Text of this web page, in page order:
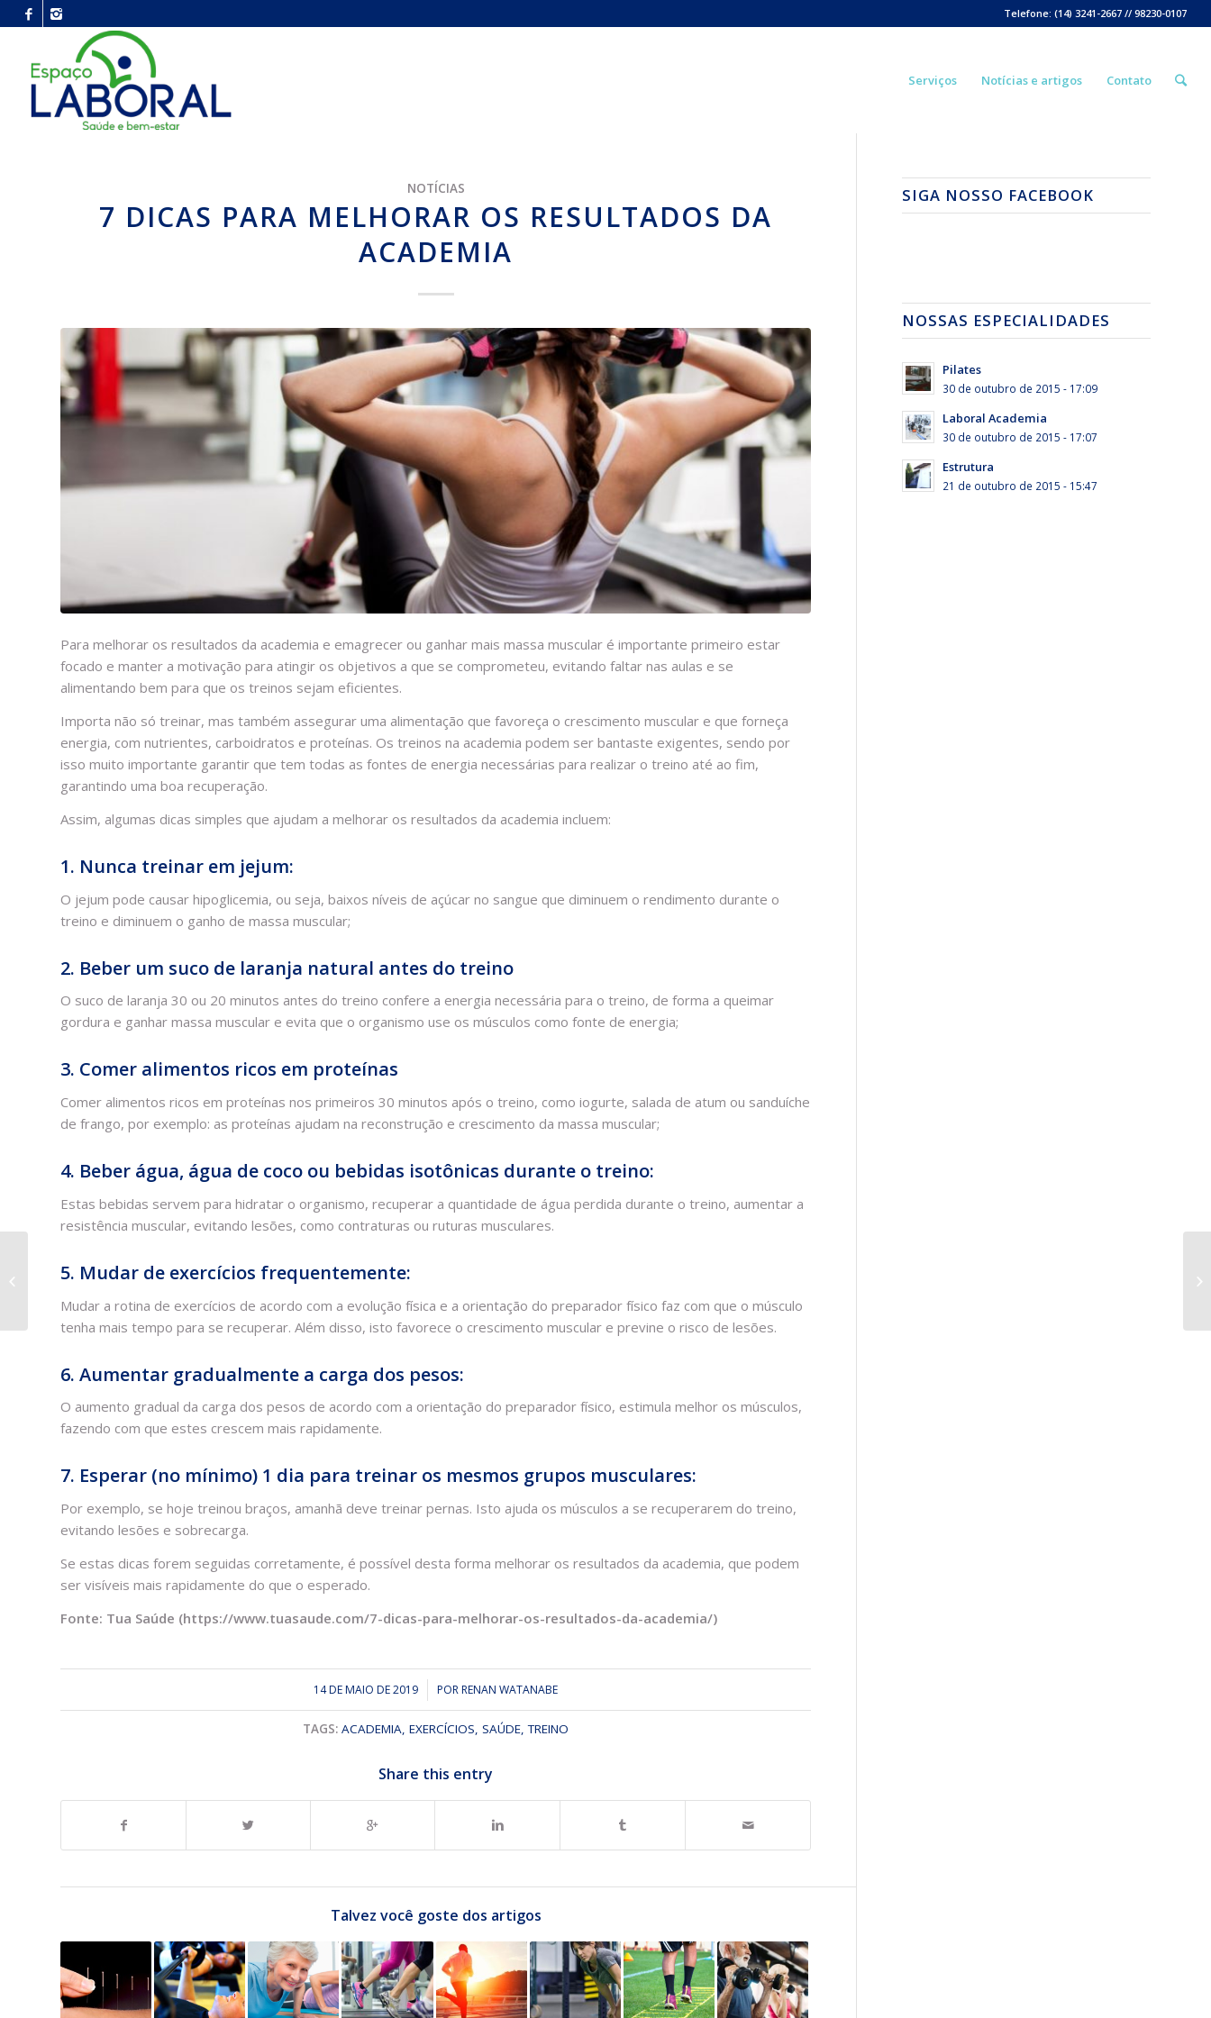
Telefone: (14) 3241-2667 // 98230-0107
Serviços Notícias e artigos Contato
NOTÍCIAS
7 DICAS PARA MELHORAR OS RESULTADOS DA
ACADEMIA
Para melhorar os resultados da academia e emagrecer ou ganhar mais massa muscular é importante primeiro estar
focado e manter a motivação para atingir os objetivos a que se comprometeu, evitando faltar nas aulas e se
alimentando bem para que os treinos sejam eficientes.
Importa não só treinar, mas também assegurar uma alimentação que favoreça o crescimento muscular e que forneça
energia, com nutrientes, carboidratos e proteínas. Os treinos na academia podem ser bantaste exigentes, sendo por
isso muito importante garantir que tem todas as fontes de energia necessárias para realizar o treino até ao fim,
garantindo uma boa recuperação.
Assim, algumas dicas simples que ajudam a melhorar os resultados da academia incluem:
1. Nunca treinar em jejum:
O jejum pode causar hipoglicemia, ou seja, baixos níveis de açúcar no sangue que diminuem o rendimento durante o
treino e diminuem o ganho de massa muscular;
2. Beber um suco de laranja natural antes do treino
O suco de laranja 30 ou 20 minutos antes do treino confere a energia necessária para o treino, de forma a queimar
gordura e ganhar massa muscular e evita que o organismo use os músculos como fonte de energia;
3. Comer alimentos ricos em proteínas
Comer alimentos ricos em proteínas nos primeiros 30 minutos após o treino, como iogurte, salada de atum ou sanduíche
de frango, por exemplo: as proteínas ajudam na reconstrução e crescimento da massa muscular;
4. Beber água, água de coco ou bebidas isotônicas durante o treino:
Estas bebidas servem para hidratar o organismo, recuperar a quantidade de água perdida durante o treino, aumentar a
resistência muscular, evitando lesões, como contraturas ou ruturas musculares.
5. Mudar de exercícios frequentemente:
Mudar a rotina de exercícios de acordo com a evolução física e a orientação do preparador físico faz com que o músculo
tenha mais tempo para se recuperar. Além disso, isto favorece o crescimento muscular e previne o risco de lesões.
6. Aumentar gradualmente a carga dos pesos:
O aumento gradual da carga dos pesos de acordo com a orientação do preparador físico, estimula melhor os músculos,
fazendo com que estes crescem mais rapidamente.
7. Esperar (no mínimo) 1 dia para treinar os mesmos grupos musculares:
Por exemplo, se hoje treinou braços, amanhã deve treinar pernas. Isto ajuda os músculos a se recuperarem do treino,
evitando lesões e sobrecarga.
Se estas dicas forem seguidas corretamente, é possível desta forma melhorar os resultados da academia, que podem
ser visíveis mais rapidamente do que o esperado.
Fonte: Tua Saúde (https://www.tuasaude.com/7-dicas-para-melhorar-os-resultados-da-academia/)
14 DE MAIO DE 2019
/ PORRENAN WATANABE
TAGS: ACADEMIA,EXERCÍCIOS,SAÚDE,TREINO
Share this entry
Talvez você goste dos artigos
SIGA NOSSO FACEBOOK
NOSSAS ESPECIALIDADES
Pilates
30 de outubro de 2015 - 17:09
Laboral Academia
30 de outubro de 2015 - 17:07
Estrutura
21 de outubro de 2015 - 15:47
saudáveis e perfeitos
para corredores